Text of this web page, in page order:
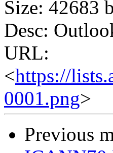
Size: 42683
Desc:
URL:
<https://
0001.png>
Previous